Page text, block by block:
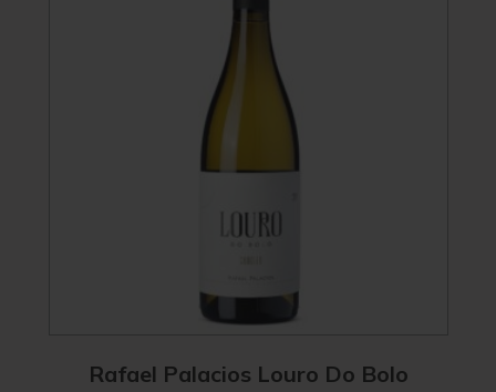
Rafael Palacios Louro Do Bolo